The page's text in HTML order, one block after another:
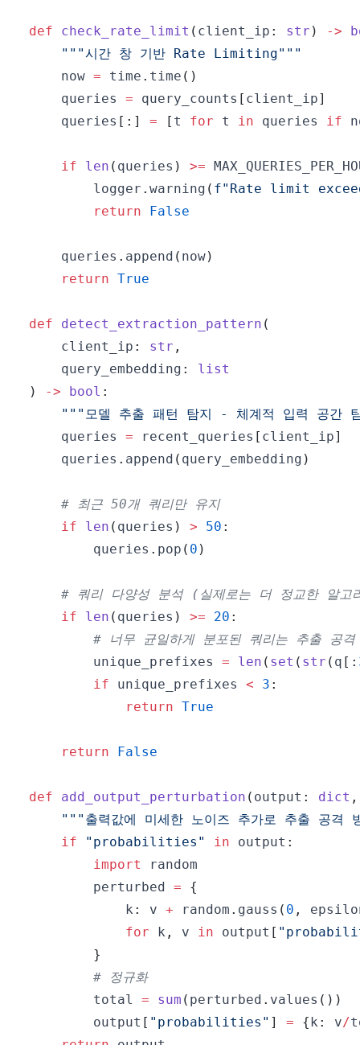
def check_rate_limit ( client_ip : str ) ->
"""시간 창 기반 Rate Limiting"""
    now
= time . time ( )
    queries
= query_counts [ client_ip]
    queries
[ : ] = [ t for t in queries if
if len ( queries ) >=
        logger
. warning ( f"Rate limit
return
False
    queries
. append ( now)
return True
def detect_extraction_pattern (
    client_ip
: str ,
    query_embedding
:
list
)
-> bool :
"""모델 추출 패턴 탐지 - 체계적 입력 공간
    queries
= recent_queries [ client_ip]
    queries
. append ( query_embedding )
# 최근 50개 쿼리만 유지
if
len ( queries ) > 50 :
        queries
. pop ( 0 )
# 쿼리 다양성 분석 (실제로는 더 정교한 알고
if
len ( queries ) >= 20 :
# 너무 균일하게 분포된 쿼리는 추출 공격
        unique_prefixes
= len ( set ( str ( q [ :
if unique_prefixes < 3 :
return True
return False
def add_output_perturbation ( output : dict ,
"""출력값에 미세한 노이즈 추가로 추출 공격
if
"probabilities" in output :
import
        perturbed
=
{
            k
: v + random . gauss ( 0 ,
for k , v in output [
}
# 정규화
        total
= sum ( perturbed . values ( ) )
        output
[ "probabilities" ] = {k : v/